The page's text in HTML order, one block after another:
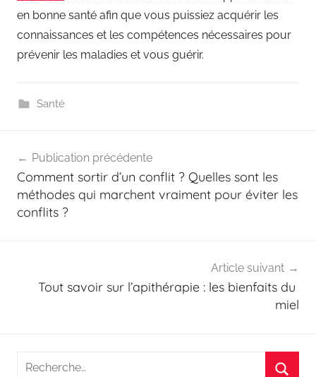
en bonne santé afin que vous puissiez acquérir les
connaissances et les compétences nécessaires pour
prévenir les maladies et vous guérir.
Santé
de
l’article
Publication précédente
Comment sortir d’un conflit ? Quelles sont les
méthodes qui marchent vraiment pour éviter les
conflits ?
Article suivant
Tout savoir sur l’apithérapie : les bienfaits du
miel
Recherche